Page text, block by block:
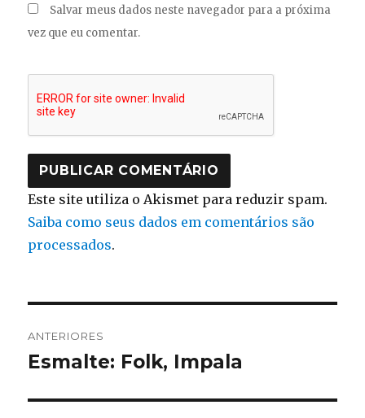
Salvar meus dados neste navegador para a próxima
vez que eu comentar.
Este site utiliza o Akismet para reduzir spam.
Saiba como seus dados em comentários são
processados.
de
ANTERIORES
Post
Esmalte: Folk, Impala